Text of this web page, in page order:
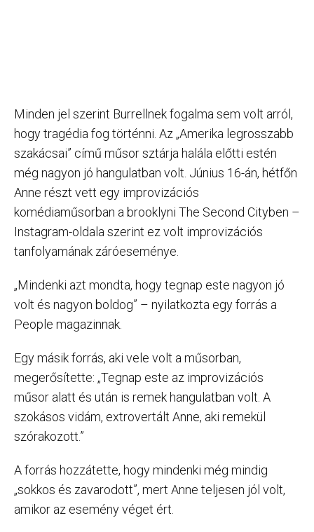
Minden jel szerint Burrellnek fogalma sem volt arról,
hogy tragédia fog történni. Az „Amerika legrosszabb
szakácsai” című műsor sztárja halála előtti estén
még nagyon jó hangulatban volt. Június 16-án, hétfőn
Anne részt vett egy improvizációs
komédiaműsorban a brooklyni The Second Cityben –
Instagram-oldala szerint ez volt improvizációs
tanfolyamának záróeseménye.
„Mindenki azt mondta, hogy tegnap este nagyon jó
volt és nagyon boldog” – nyilatkozta egy forrás a
People magazinnak.
Egy másik forrás, aki vele volt a műsorban,
megerősítette: „Tegnap este az improvizációs
műsor alatt és után is remek hangulatban volt. A
szokásos vidám, extrovertált Anne, aki remekül
szórakozott.”
A forrás hozzátette, hogy mindenki még mindig
„sokkos és zavarodott”, mert Anne teljesen jól volt,
amikor az esemény véget ért.